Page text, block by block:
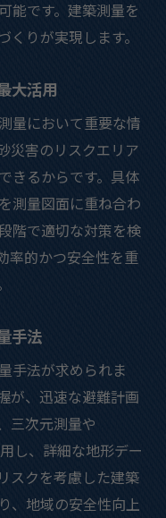
能です。建築測量を
りが実現します。
大活用
量において重要な情
災害のリスクエリア
きるからです。具体
測量図面に重ね合わ
階で適切な対策を検
率的かつ安全性を重
手法
手法が求められま
が、迅速な避難計画
三次元測量や
し、詳細な地形デー
スクを考慮した建築
、地域の安全性向上